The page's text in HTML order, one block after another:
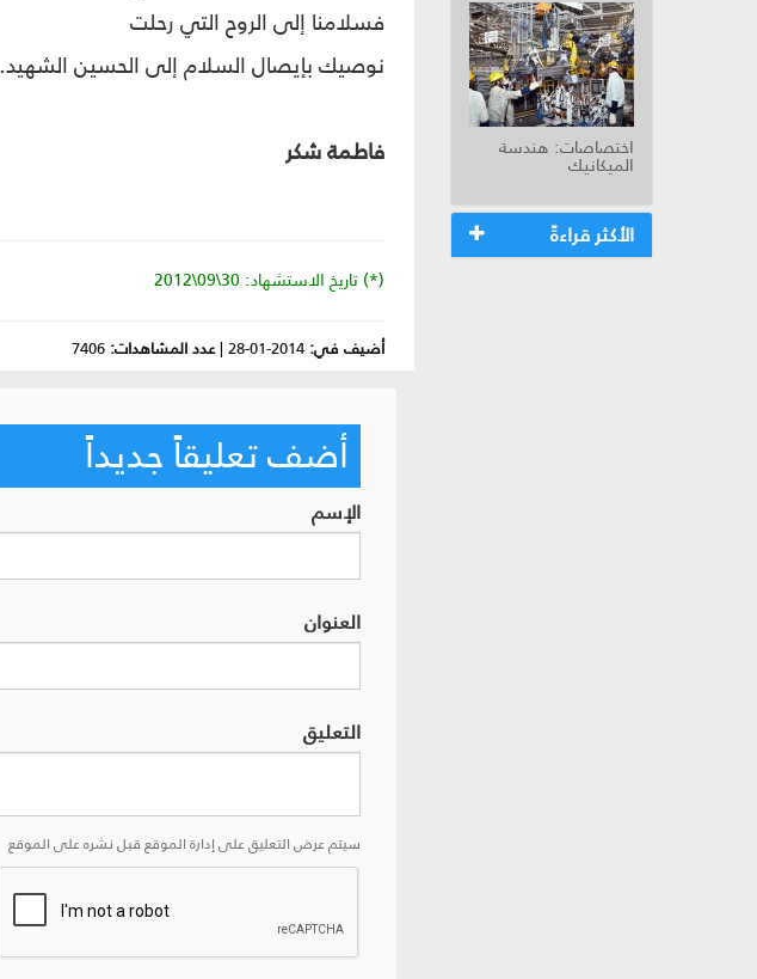
اختصاصات: هندسة
الميكانيك
الأكثر قراءةً
فسلامنا إلى الروح التي رحلت
نوصيك بإيصال السلام إلى الحسين الشهيد.
فاطمة شكر
(*) تاريخ الاستشهاد: 30\09\2012
أضيف في: 2014-01-28
|عدد المشاهدات: 7406
أضف تعليقاً جديداً
الإسم
العنوان
التعليق
سيتم عرض التعليق على إدارة الموقع قبل نشره على الموقع